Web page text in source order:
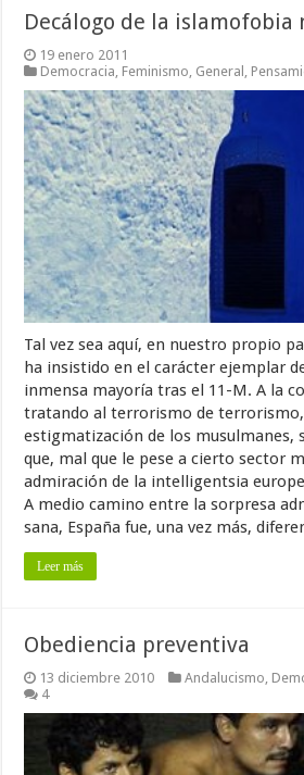
Decálogo de la islamofobia
19 enero 2011
Democracia Feminismo General
Tal vez sea aquí, en nuestro propio
ha insistido en el carácter ejemplar
inmensa mayoría tras el 11-M. A la
tratando al terrorismo de terrorismo,
estigmatización de los musulmanes,
que, mal que le pese a cierto sector
admiración de la intelligentsia
A medio camino entre la sorpresa
sana, España fue, una vez más,
Leer más
Obediencia preventiva
13 diciembre 2010 Andalucismo,
4